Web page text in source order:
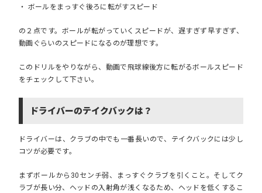
・ ボールをまっすぐ後ろに転がすスピード
の２点です。ボールが転がっていくスピードが、遅すぎず早すぎず、
動画ぐらいのスピードになるのが理想です。
このドリルをやりながら、動画で飛球線後方に転がるボールスピード
をチェックして下さい。
ドライバーのテイクバックは？
ドライバーは、クラブの中でも一番長いので、テイクバックには少し
コツが必要です。
まずボールから30センチ弱、まっすぐクラブを引くこと。そしてク
ラブが長い分、ヘッドの入射角が浅くなるため、ヘッドを低くするこ